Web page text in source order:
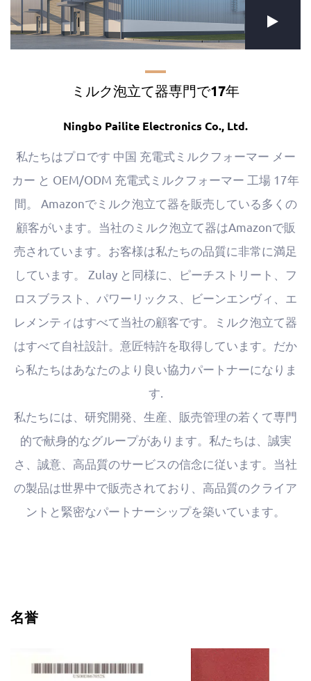
ミルク泡立て器専門で17年
Ningbo Pailite Electronics Co., Ltd.
私たちはプロです 中国 充電式ミルクフォーマー メー
カー と OEM/ODM 充電式ミルクフォーマー 工場 17年
間。 Amazonでミルク泡立て器を販売している多くの
顧客がいます。当社のミルク泡立て器はAmazonで販
売されています。お客様は私たちの品質に非常に満足
しています。 Zulay と同様に、ピーチストリート、フ
ロスブラスト、パワーリックス、ビーンエンヴィ、エ
レメンティはすべて当社の顧客です。ミルク泡立て器
はすべて自社設計。意匠特許を取得しています。だか
ら私たちはあなたのより良い協力パートナーになりま
す.
私たちには、研究開発、生産、販売管理の若くて専門
的で献身的なグループがあります。私たちは、誠実
さ、誠意、高品質のサービスの信念に従います。当社
の製品は世界中で販売されており、高品質のクライア
ントと緊密なパートナーシップを築いています。
名誉